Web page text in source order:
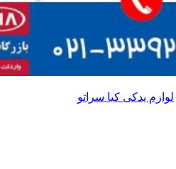
لوازم یدکی کیا سراتو